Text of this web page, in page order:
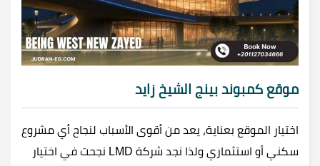
موقع كمبوند بينج الشيخ زايد
اختيار الموقع بعناية، يعد من أقوى الأسباب لنجاح أي مشروع
سكني أو استثماري ولذا نجد شركة LMD نجحت في اختيار